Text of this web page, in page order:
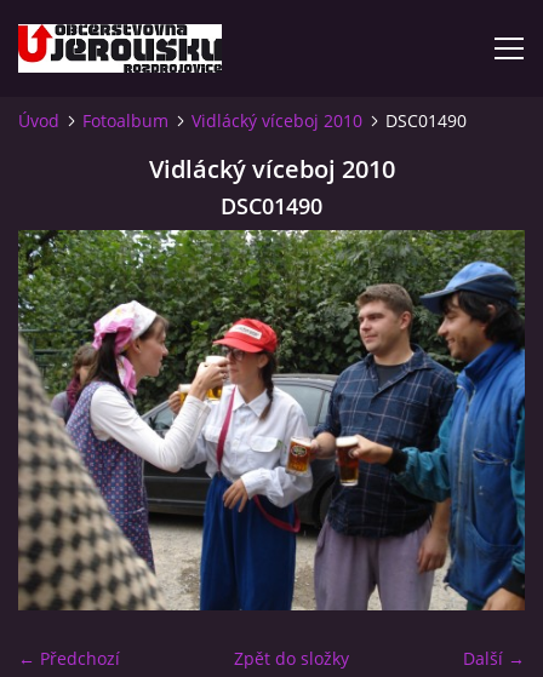
VIDLÁCKÝ VÍCEBOJ 2023 - VIDEO
OTEVÍRACÍ DOBA
VIDLÁCKÝ VÍCEBOJ 2020 - ČLÁNEK Z ROZDROJOVICKÉ
DRBNY 4/2020
VIDLÁCKÝ VÍCEBOJ 2020 - VIDEO
CO SI U NÁS DÁTE?
Úvod Fotoalbum Vidlácký víceboj 2010 DSC01490
Vidlácký víceboj 2010
DSC01490
← Předchozí Další →
Zpět do složky